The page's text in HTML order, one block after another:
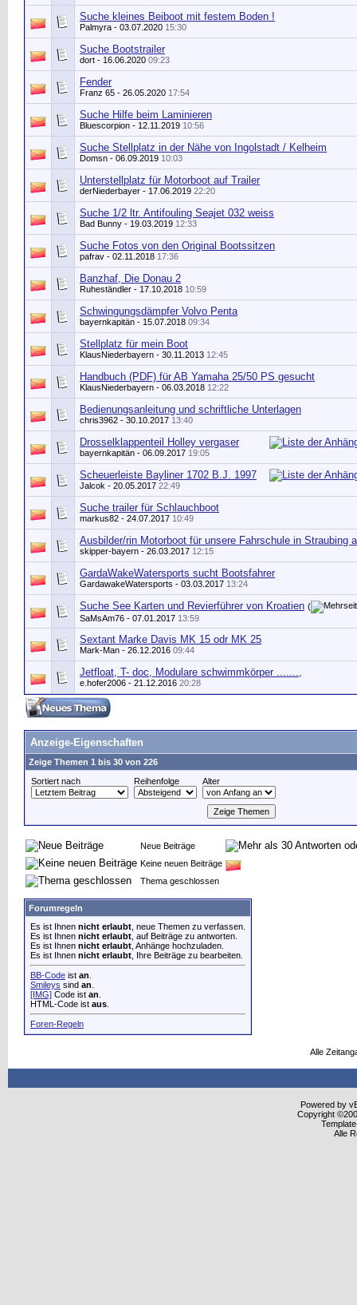
Suche kleines Beiboot mit festem Boden !
Palmyra - 03.07.2020 15:30
Suche Bootstrailer
dort - 16.06.2020 09:23
Fender
Franz 65 - 26.05.2020 17:54
Suche Hilfe beim Laminieren
Bluescorpion - 12.11.2019 10:56
Suche Stellplatz in der Nähe von Ingolstadt / Kelheim
Domsn - 06.09.2019 10:03
Unterstellplatz für Motorboot auf Trailer
derNiederbayer - 17.06.2019 22:20
Suche 1/2 ltr. Antifouling Seajet 032 weiss
Bad Bunny - 19.03.2019 12:33
Suche Fotos von den Original Bootssitzen
pafrav - 02.11.2018 17:36
Banzhaf, Die Donau 2
Ruheständler - 17.10.2018 10:59
Schwingungsdämpfer Volvo Penta
bayernkapitän - 15.07.2018 09:34
Stellplatz für mein Boot
KlausNiederbayern - 30.11.2013 12:45
Handbuch (PDF) für AB Yamaha 25/50 PS gesucht
KlausNiederbayern - 06.03.2018 12:22
Bedienungsanleitung und schriftliche Unterlagen
chris3962 - 30.10.2017 13:40
Drosselklappenteil Holley vergaser
bayernkapitän - 06.09.2017 19:05
Scheuerleiste Bayliner 1702 B.J. 1997
Jalcok - 20.05.2017 22:49
Suche trailer für Schlauchboot
markus82 - 24.07.2017 10:49
Ausbilder/rin Motorboot für unsere Fahrschule in Straubing
skipper-bayern - 26.03.2017 12:15
GardaWakeWatersports sucht Bootsfahrer
GardawakeWatersports - 03.03.2017 13:24
Suche See Karten und Revierführer von Kroatien (
SaMsAm76 - 07.01.2017 13:59
Sextant Marke Davis MK 15 odr MK 25
Mark-Man - 26.12.2016 09:44
Jetfloat, T- doc, Modulare schwimmkörper .......,
e.hofer2006 - 21.12.2016 20:28
Anzeige-Eigenschaften
Zeige Themen 1 bis 30 von 226
Sortiert nach
Reihenfolge Alter
Neue Beiträge
Keine neuen Beiträge
Thema geschlossen
Forumregeln
Es ist Ihnen nicht erlaubt , neue Themen zu verfassen.
Es ist Ihnen nicht erlaubt , auf Beiträge zu antworten.
Es ist Ihnen nicht erlaubt , Anhänge hochzuladen.
Es ist Ihnen nicht erlaubt , Ihre Beiträge zu bearbeiten.
BB-Code ist an
Smileys sind an
[IMG] Code ist an
HTML-Code ist aus
Foren-Regeln
Alle
Powered by
Copyright
Alle